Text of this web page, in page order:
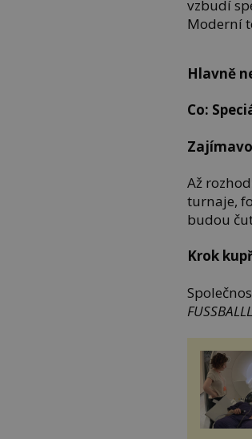
vzbudí
Moderní
Hlavně
Co:
Až
turnaje,
budou
Krok